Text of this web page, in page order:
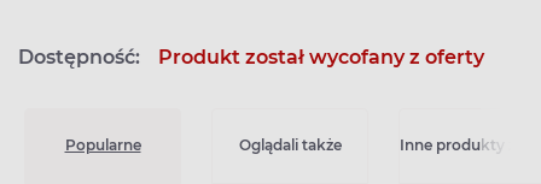
Dostępność: Produkt został wycofany z oferty
Popularne Oglądali także Inne produkty z